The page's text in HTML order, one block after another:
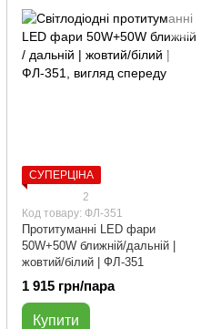
СУПЕРЦІНА
2
Код товару: ФЛ-351
Протитуманні LED фари
50W+50W ближній/дальній |
жовтий/білий | ФЛ-351
1 915 грн/пара
Купити